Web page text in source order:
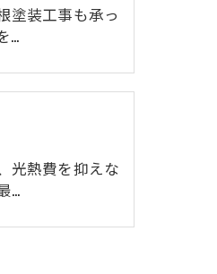
塗装工事も承っ
…
光熱費を抑えな
…